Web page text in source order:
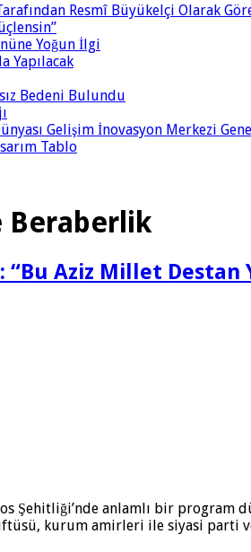
Resmî Büyükelçi Olarak
Yoğun İlgi
Yapılacak
Bedeni Bulundu
Gelişim İnovasyon Merkezi Genel
Tablo
Beraberlik
“Bu Aziz Millet Destan
anlamlı bir program
kurum amirleri ile siyasi